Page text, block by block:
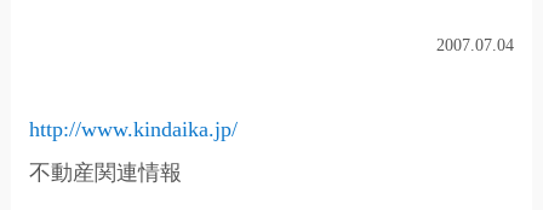
2007.07.04
http://www.kindaika.jp/
不動産関連情報